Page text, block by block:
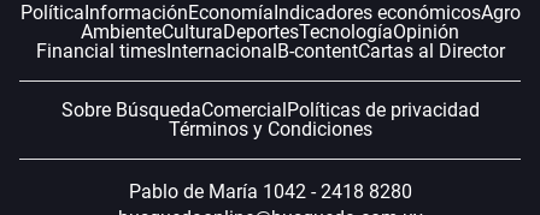
Política InformaciónEconomía Indicadores económicosAgro
AmbienteCulturaDeportesTecnologíaOpinión
Financial timesInternacional B-contentCartas al Director
Sobre BúsquedaComercial Políticas de privacidad
Términos y Condiciones
Pablo de María 1042 - 2418 8280